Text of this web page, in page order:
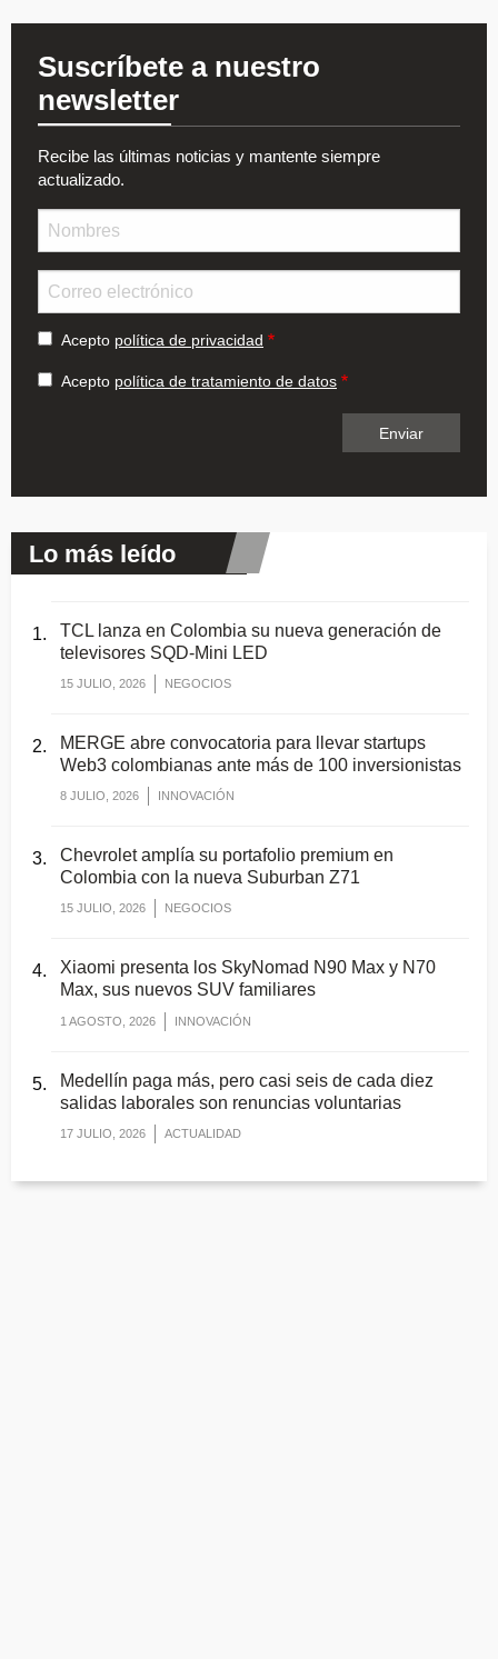
Suscríbete a nuestro
newsletter
Recibe las últimas noticias y mantente siempre
actualizado.
Acepto política de privacidad
Acepto política de tratamiento de datos
Lo más leído
TCL lanza en Colombia su nueva generación de
televisores SQD-Mini LED
15 JULIO, 2026 NEGOCIOS
MERGE abre convocatoria para llevar startups
Web3 colombianas ante más de 100 inversionistas
8 JULIO, 2026 INNOVACIÓN
Chevrolet amplía su portafolio premium en
Colombia con la nueva Suburban Z71
15 JULIO, 2026 NEGOCIOS
Xiaomi presenta los SkyNomad N90 Max y N70
Max, sus nuevos SUV familiares
1 AGOSTO, 2026 INNOVACIÓN
Medellín paga más, pero casi seis de cada diez
salidas laborales son renuncias voluntarias
17 JULIO, 2026 ACTUALIDAD